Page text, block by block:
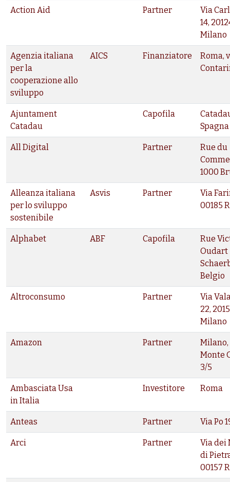
Action Aid Partner
Via
14,
Milano
Agenzia italiana
per la
cooperazione allo
sviluppo
AICS Finanziatore
Roma,
Ajuntament
Catadau
Capofila
Spagna
All Digital Partner
Rue du
1000
Alleanza italiana
per lo sviluppo
sostenibile
Asvis Partner
Via
00185
Alphabet ABF Capofila
Rue
Oudart
Belgio
Altroconsumo Partner
Via
22,
Milano
Amazon Partner
Milano,
Monte
3/5
Ambasciata Usa
in Italia
Investitore Roma
Anteas Partner Via Po
Arci Partner
Via dei
di
00157